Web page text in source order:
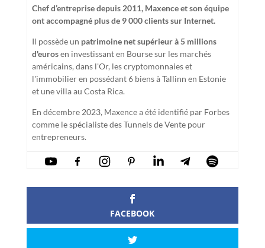
Chef d’entreprise depuis 2011, Maxence et son équipe
ont accompagné plus de 9 000 clients sur Internet.
Il possède un patrimoine net supérieur à 5 millions
d'eurosen investissant en Bourse sur les marchés
américains, dans l'Or, les cryptomonnaies et
l'immobilier en possédant 6 biens à Tallinn en Estonie
et une villa au Costa Rica.
En décembre 2023, Maxence a été identifié par Forbes
comme le spécialiste des Tunnels de Vente pour
entrepreneurs.
FACEBOOK